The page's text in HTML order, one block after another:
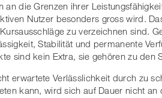
an die Grenzen ihrer
Nutzer besonders gross wird.
zu verzeichnen sind.
Stabilität und permanente
sind kein Extra, sie gehören zu den
erwartete Verlässlichkeit durch zu
kann, wird sich auf Dauer nicht